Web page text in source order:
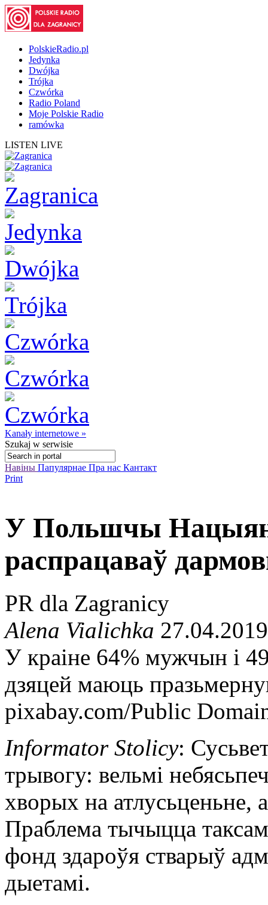
PolskieRadio.pl
Jedynka
Dwójka
Trójka
Czwórka
Radio Poland
Moje Polskie Radio
ramówka
LISTEN LIVE
Kanały internetowe »
Szukaj w serwisie
Навіны Папулярнае Пра нас Кантакт
Print
У Польшчы
распрацаваў
PR dla Zagranicy
Alena Vialichka
У краіне 64% мужчын і
дзяцей маюць
pixabay.com/Public
Informator Stolicy:
трывогу: вельмі
хворых на атлусьценьне,
Праблема тычыцца
фонд здароўя стварыў
дыетамі.